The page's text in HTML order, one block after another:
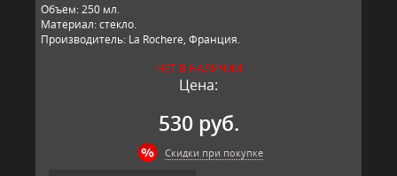
Объем: 250 мл.
Материал: стекло.
Производитель: La Rochere, Франция.
НЕТ В НАЛИЧИИ
Цена:
530 руб.
Скидки при покупке